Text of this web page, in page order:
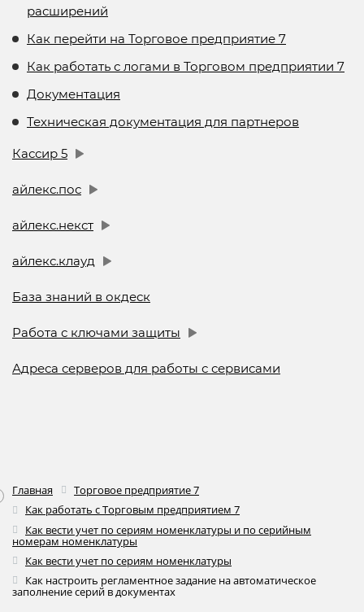
расширений
Как перейти на Торговое предприятие 7
Как работать с логами в Торговом предприятии 7
Документация
Техническая документация для партнеров
Кассир 5
айлекс.пос
айлекс.некст
айлекс.клауд
База знаний в окдеск
Работа с ключами защиты
Адреса серверов для работы с сервисами
Главная
Торговое предприятие 7
Как работать с Торговым предприятием 7
Как вести учет по сериям номенклатуры и по серийным
номерам номенклатуры
Как вести учет по сериям номенклатуры
Как настроить регламентное задание на автоматическое
заполнение серий в документах